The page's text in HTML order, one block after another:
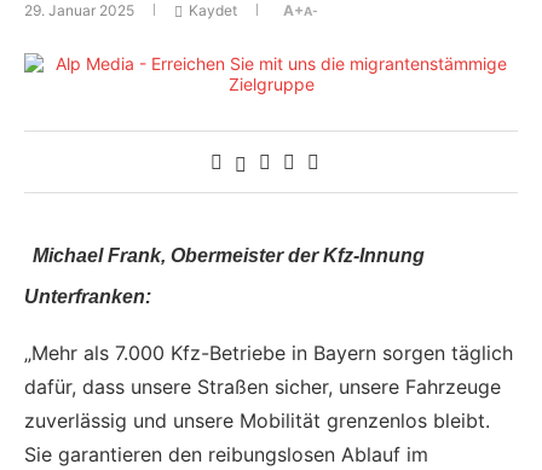
29. Januar 2025 Kaydet A+A-
Michael Frank, Obermeister der Kfz-Innung
Unterfranken:
„Mehr als 7.000 Kfz-Betriebe in Bayern sorgen täglich
dafür, dass unsere Straßen sicher, unsere Fahrzeuge
zuverlässig und unsere Mobilität grenzenlos bleibt.
Sie garantieren den reibungslosen Ablauf im